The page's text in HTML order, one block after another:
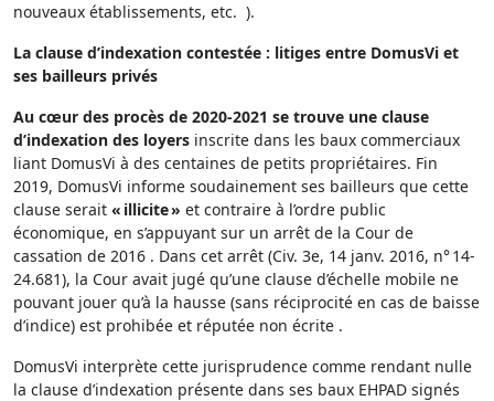
nouveaux établissements, etc. ).
La clause d’indexation contestée : litiges entre DomusVi et
ses bailleurs privés
Au cœur des procès de 2020-2021 se trouve une clause
d’indexation des loyers inscrite dans les baux commerciaux
liant DomusVi à des centaines de petits propriétaires. Fin
2019, DomusVi informe soudainement ses bailleurs que cette
clause serait « illicite » et contraire à l’ordre public
économique, en s’appuyant sur un arrêt de la Cour de
cassation de 2016 . Dans cet arrêt (Civ. 3e, 14 janv. 2016, n° 14-
24.681), la Cour avait jugé qu’une clause d’échelle mobile ne
pouvant jouer qu’à la hausse (sans réciprocité en cas de baisse
d’indice) est prohibée et réputée non écrite .
DomusVi interprète cette jurisprudence comme rendant nulle
la clause d’indexation présente dans ses baux EHPAD signés